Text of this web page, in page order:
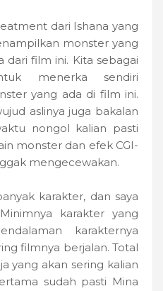
dari Ishana yang
monster yang
dari film ini. Kita sebagai
menerka sendiri
yang ada di film ini.
aslinya juga bakalan
nongol kalian pasti
monster dan efek CGI-
mengecewakan.
karakter, dan saya
karakter yang
karakternya
filmnya berjalan. Total
yang akan sering kalian
sudah pasti Mina